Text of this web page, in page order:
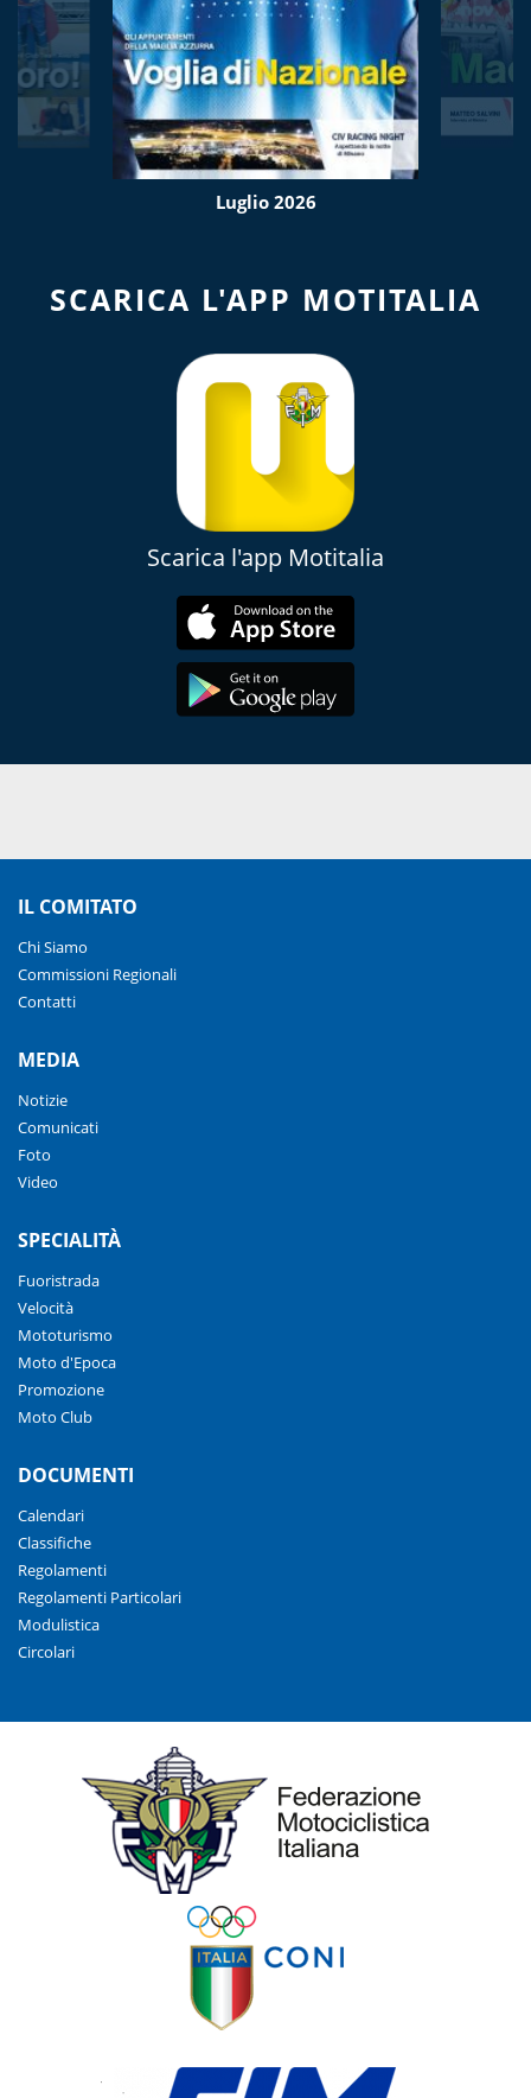
Luglio 2026
SCARICA L'APP MOTITALIA
Scarica l'app Motitalia
IL COMITATO
Chi Siamo
Commissioni Regionali
Contatti
MEDIA
Notizie
Comunicati
Foto
Video
SPECIALITÀ
Fuoristrada
Velocità
Mototurismo
Moto d'Epoca
Promozione
Moto Club
DOCUMENTI
Calendari
Classifiche
Regolamenti
Regolamenti Particolari
Modulistica
Circolari